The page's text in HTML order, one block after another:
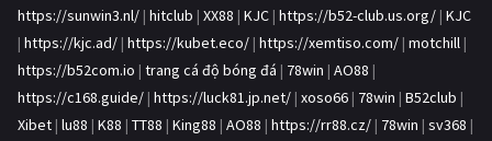
https://sunwin3.nl/ | hitclub | XX88 | KJC | https://b52-club.us.org/ | KJC
| https://kjc.ad/ | https://kubet.eco/ | https://xemtiso.com/ | motchill |
https://b52com.io | trang cá độ bóng đá | 78win | AO88 |
https://c168.guide/ | https://luck81.jp.net/ | xoso66 | 78win | B52club |
Xibet | lu88 | K88 | TT88 | King88 | AO88 | https://rr88.cz/ | 78win | sv368 |